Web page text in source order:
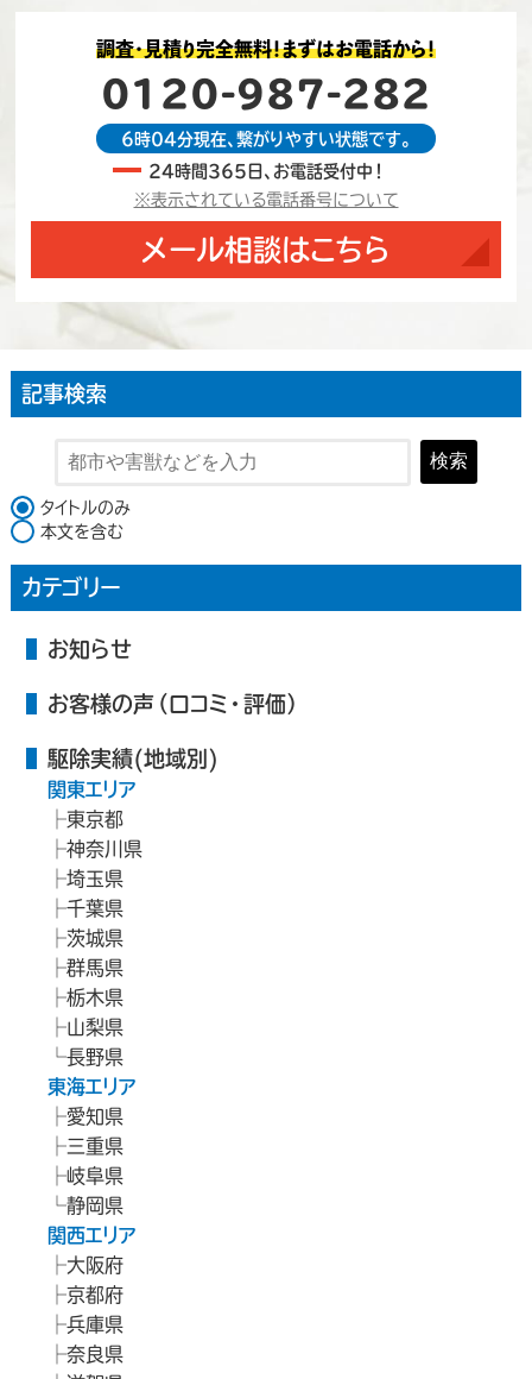
調査・見積り完全無料！まずはお電話から！
0120-987-282
6時04分現在、繋がりやすい状態です。
24時間365日、お電話受付中！
※表示されている電話番号について
メール相談はこちら
記事検索
検索
検索対象
タイトルのみ
本文を含む
カテゴリー
お知らせ
お客様の声（口コミ・評価）
駆除実績(地域別)
関東エリア
東京都
神奈川県
埼玉県
千葉県
茨城県
群馬県
栃木県
山梨県
長野県
東海エリア
愛知県
三重県
岐阜県
静岡県
関西エリア
大阪府
京都府
兵庫県
奈良県